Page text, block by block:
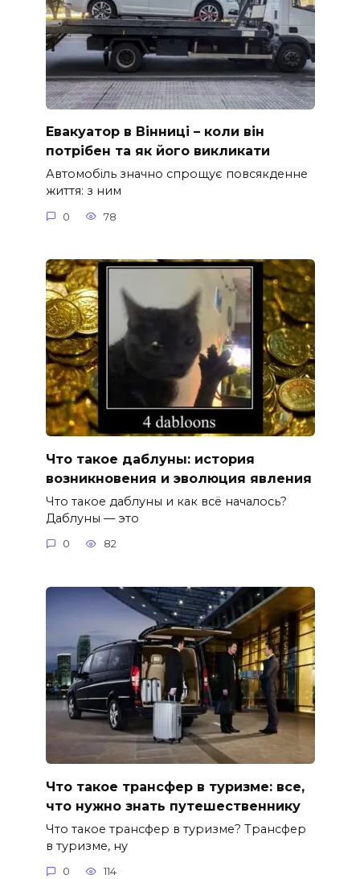
Евакуатор в Вінниці – коли він
потрібен та як його викликати
Автомобіль значно спрощує повсякденне
життя: з ним
0 78
Что такое даблуны: история
возникновения и эволюция явления
Что такое даблуны и как всё началось?
Даблуны — это
0 82
Что такое трансфер в туризме: все,
что нужно знать путешественнику
Что такое трансфер в туризме? Трансфер
в туризме, ну
0 114